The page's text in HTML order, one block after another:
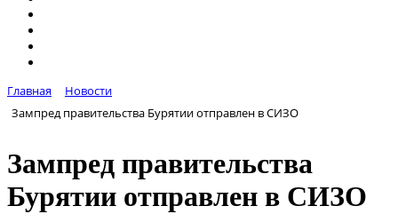
Главная
Новости
Зампред правительства Бурятии отправлен в СИЗО
Зампред правительства
Бурятии отправлен в СИЗО